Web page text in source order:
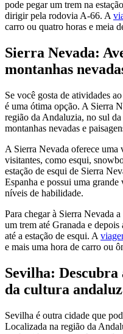
pode pegar um trem na
dirigir pela rodovia A-66. A
carro ou quatro horas e meia
Sierra Nevada:
montanhas
Se você gosta de atividades
é uma ótima opção. A Sierra
região da Andaluzia, no sul da
montanhas nevadas e
A Sierra Nevada oferece uma
visitantes, como esqui,
estação de esqui de Sierra
Espanha e possui uma grande
níveis de habilidade.
Para chegar à Sierra Nevada
um trem até Granada e
até a estação de esqui. A
e mais uma hora de carro ou
Sevilha: Descubra
da cultura
Sevilha é outra cidade que
Localizada na região da